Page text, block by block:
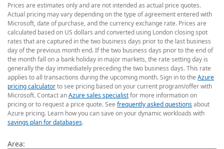
Prices are estimates only and are not intended as actual price quotes.
Actual pricing may vary depending on the type of agreement entered with
Microsoft, date of purchase, and the currency exchange rate. Prices are
calculated based on US dollars and converted using London closing spot
rates that are captured in the two business days prior to the last business
day of the previous month end. If the two business days prior to the end of
the month fall on a bank holiday in major markets, the rate setting day is
generally the day immediately preceding the two business days. This rate
applies to all transactions during the upcoming month. Sign in to the Azure
pricing calculatorto see pricing based on your current program/offer with
Microsoft. Contact anAzure sales specialistfor more information on
pricing or to request a price quote. See frequently asked questionsabout
Azure pricing. Learn how you can save on your dynamic workloads with
savings plan for databases.
Area: